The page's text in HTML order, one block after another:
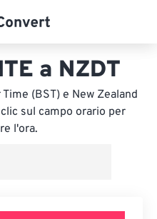
a NZDT
(BST) e New Zealand
sul campo orario per
l'ora.